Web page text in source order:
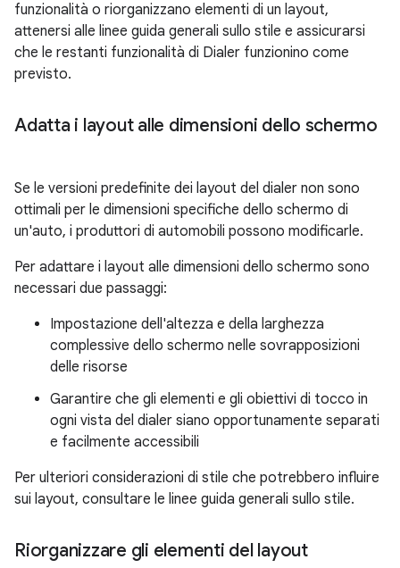
funzionalità o riorganizzano elementi di un layout,
attenersi alle linee guida generali sullo stile e assicurarsi
che le restanti funzionalità di Dialer funzionino come
previsto.
Adatta i layout alle dimensioni dello schermo
Se le versioni predefinite dei layout del dialer non sono
ottimali per le dimensioni specifiche dello schermo di
un'auto, i produttori di automobili possono modificarle.
Per adattare i layout alle dimensioni dello schermo sono
necessari due passaggi:
Impostazione dell'altezza e della larghezza
complessive dello schermo nelle sovrapposizioni
delle risorse
Garantire che gli elementi e gli obiettivi di tocco in
ogni vista del dialer siano opportunamente separati
e facilmente accessibili
Per ulteriori considerazioni di stile che potrebbero influire
sui layout, consultare le linee guida generali sullo stile.
Riorganizzare gli elementi del layout